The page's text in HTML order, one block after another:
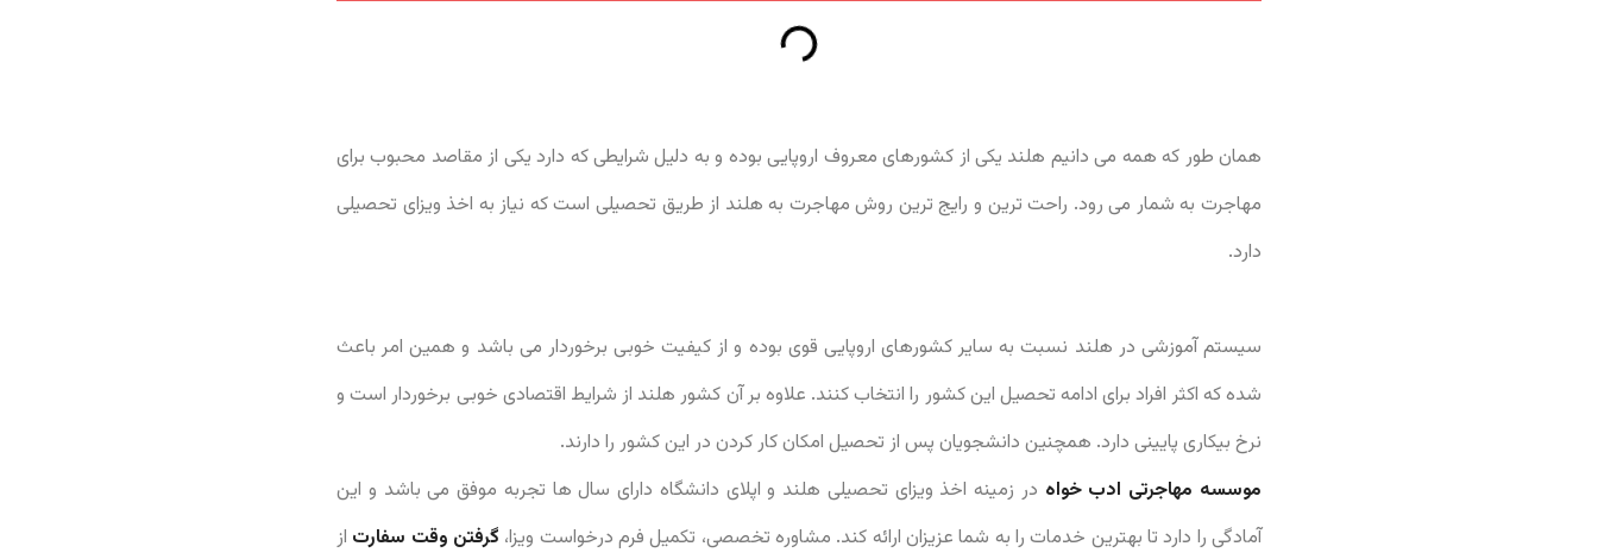
همان طور که همه می دانیم هلند یکی از کشورهای معروف اروپایی بوده و به دلیل شرایطی که دارد یکی از مقاصد محبوب برای
مهاجرت به شمار می رود. راحت ترین و رایج ترین روش مهاجرت به هلند از طریق تحصیلی است که نیاز به اخذ ویزای تحصیلی
دارد.
سیستم آموزشی در هلند نسبت به سایر کشورهای اروپایی قوی بوده و از کیفیت خوبی برخوردار می باشد و همین امر باعث
شده که اکثر افراد برای ادامه تحصیل این کشور را انتخاب کنند. علاوه بر آن کشور هلند از شرایط اقتصادی خوبی برخوردار است و
نرخ بیکاری پایینی دارد. همچنین دانشجویان پس از تحصیل امکان کار کردن در این کشور را دارند.
موسسه مهاجرتی ادب خواه در زمینه اخذ ویزای تحصیلی هلند و اپلای دانشگاه دارای سال ها تجربه موفق می باشد و این
آمادگی را دارد تا بهترین خدمات را به شما عزیزان ارائه کند. مشاوره تخصصی، تکمیل فرم درخواست ویزا، گرفتن وقت سفارت از